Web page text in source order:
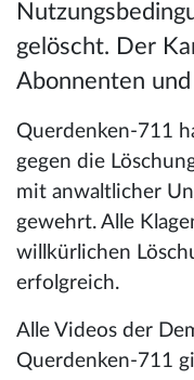
gelöscht. Der
Abonnenten
Querdenken-711
gegen die
mit anwaltlicher
gewehrt. Alle
willkürlichen
erfolgreich.
Alle Videos der
Querdenken-711